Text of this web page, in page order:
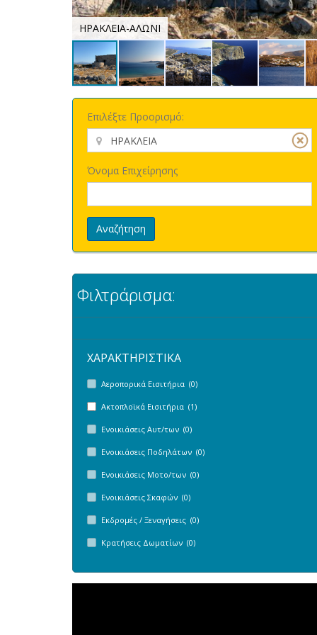
ΗΡΑΚΛΕΙΑ-ΑΛΩΝΙ
Επιλέξτε Προορισμό:
Όνομα Επιχείρησης
Αναζήτηση
Φιλτράρισμα:
ΧΑΡΑΚΤΗΡΙΣΤΙΚΑ
Αεροπορικά Εισιτήρια (0)
Ακτοπλοϊκά Εισιτήρια (1)
Ενοικιάσεις Αυτ/των (0)
Ενοικιάσεις Ποδηλάτων (0)
Ενοικιάσεις Μοτο/των (0)
Ενοικιάσεις Σκαφών (0)
Εκδρομές / Ξεναγήσεις (0)
Κρατήσεις Δωματίων (0)